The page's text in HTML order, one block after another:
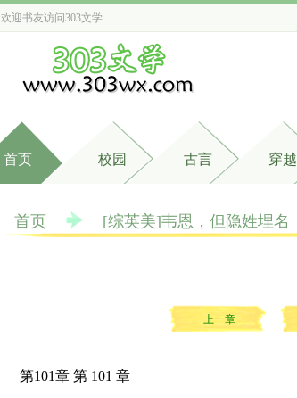
欢迎书友访问303文学
首页 校园 古言 穿越
首页 [综英美]韦恩，但隐姓埋名
上一章
第101章 第 101 章